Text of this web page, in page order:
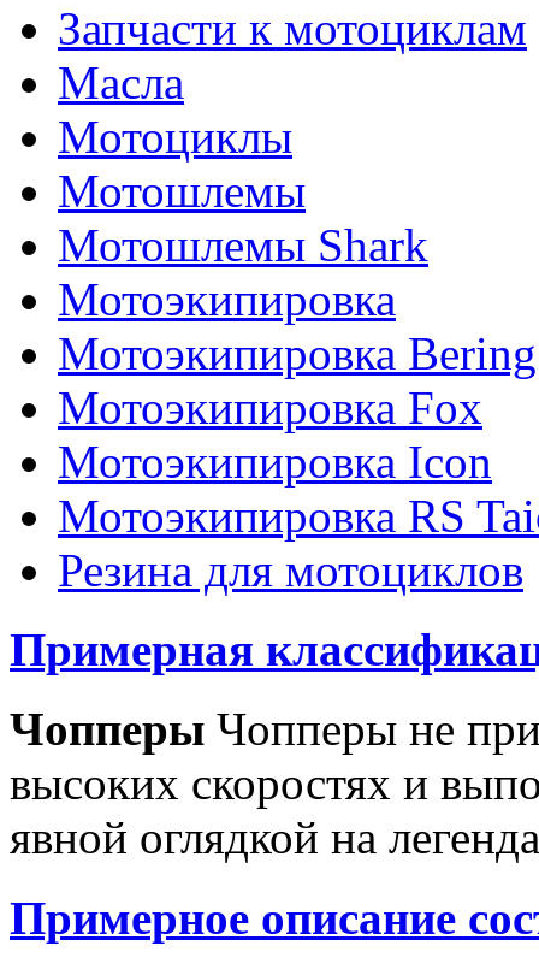
Запчасти к мотоциклам
Масла
Мотоциклы
Мотошлемы
Мотошлемы Shark
Мотоэкипировка
Мотоэкипировка Bering
Мотоэкипировка Fox
Мотоэкипировка Icon
Мотоэкипировка RS
Резина для мотоциклов
Примерная
Чопперы Чопперы не
высоких скоростях и
явной оглядкой на
Примерное описание